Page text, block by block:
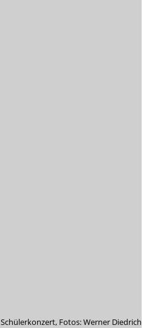
Schülerkonzert, Fotos: Werner Diedrich